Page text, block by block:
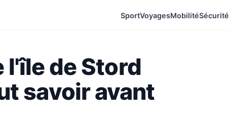
SportVoyagesMobilitéSécurité
l'île de Stord
savoir avant